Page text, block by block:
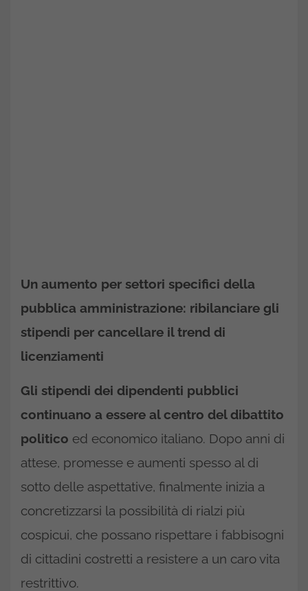
Un aumento per settori specifici della
pubblica amministrazione: ribilanciare gli
stipendi per cancellare il trend di
licenziamenti
Gli stipendi dei dipendenti pubblici
continuano a essere al centro del dibattito
politico ed economico italiano. Dopo anni di
attese, promesse e aumenti spesso al di
sotto delle aspettative, finalmente inizia a
concretizzarsi la possibilità di rialzi più
cospicui, che possano rispettare i fabbisogni
di cittadini costretti a resistere a un caro vita
restrittivo.